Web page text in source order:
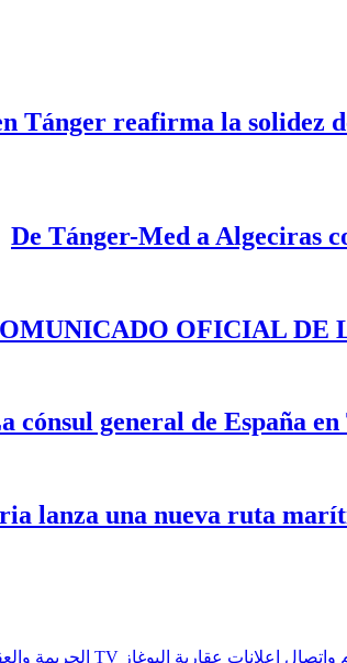
Tánger reafirma la solidez
De Tánger-Med a Algeciras
OFICIAL DE
cónsul general de España
lanza una nueva ruta
وإتصال إعلانات عقارية البوغاز TV الجريمة